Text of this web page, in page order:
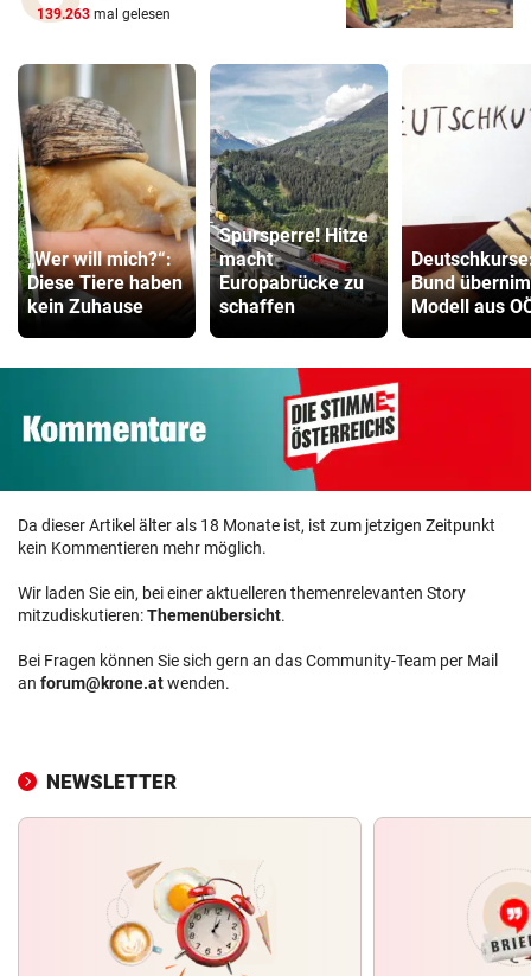
139.263 mal gelesen
„Wer will mich?“:
Diese Tiere haben
kein Zuhause
Spursperre! Hitze
macht
Europabrücke zu
schaffen
Bund
Modell aus
Da dieser Artikel älter als 18 Monate ist, ist zum jetzigen Zeitpunkt
kein Kommentieren mehr möglich.
Wir laden Sie ein, bei einer aktuelleren themenrelevanten Story
mitzudiskutieren:Themenübersicht.
Bei Fragen können Sie sich gern an das Community-Team per Mail
an forum@krone.atwenden.
NEWSLETTER